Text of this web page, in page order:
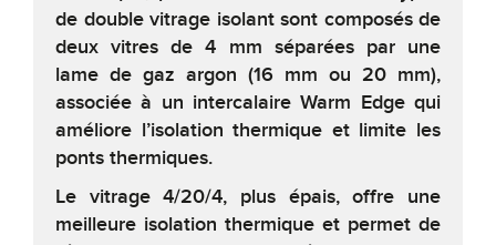
de double vitrage isolant sont composés de
deux vitres de 4 mm séparées par une
lame de gaz argon (16 mm ou 20 mm),
associée à un intercalaire Warm Edge qui
améliore l’isolation thermique et limite les
ponts thermiques.
Le vitrage 4/20/4, plus épais, offre une
meilleure isolation thermique et permet de